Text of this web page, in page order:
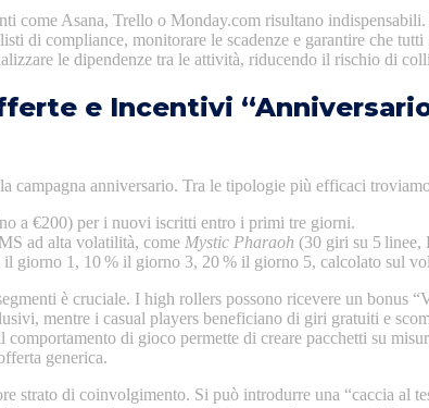
come Asana, Trello o Monday.com risultano indispensabili.
di compliance, monitorare le scadenze e garantire che
le dipendenze tra le attività, riducendo il rischio di
e Incentivi
campagna anniversario. Tra le tipologie più efficaci
a €200) per i nuovi iscritti entro i primi tre giorni.
ad alta volatilità, come Mystic Pharaoh (30 giri su 5 linee,
il giorno 1, 10 % il giorno 3, 20 % il giorno 5, calcolato sul
è cruciale. I high rollers possono ricevere un bonus
mentre i casual players beneficiano di giri gratuiti e
di gioco permette di creare pacchetti su
generica.
strato di coinvolgimento. Si può introdurre una “caccia al